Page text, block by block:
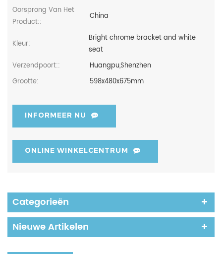
Oorsprong Van Het
Product::
China
Kleur:
Bright chrome bracket and white
seat
Verzendpoort::
Huangpu,Shenzhen
Grootte:
598x480x675mm
INFORMEER NU
ONLINE WINKELCENTRUM
Categorieën
Nieuwe Artikelen